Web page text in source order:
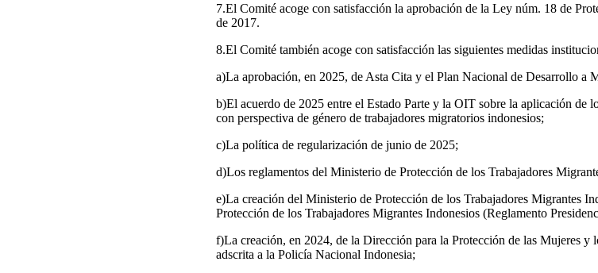
7.El Comité acoge con satisfacción la aprobación de la Ley núm. 18 de
de 2017.
8.El Comité también acoge con satisfacción las siguientes medidas
a)La aprobación, en 2025, de Asta Cita y el Plan Nacional de Desarrollo a
b)El acuerdo de 2025 entre el Estado Parte y la OIT sobre la aplicación de
con perspectiva de género de trabajadores migratorios indonesios;
c)La política de regularización de junio de 2025;
d)Los reglamentos del Ministerio de Protección de los Trabajadores
e)La creación del Ministerio de Protección de los Trabajadores Migrantes
Protección de los Trabajadores Migrantes Indonesios (Reglamento
f)La creación, en 2024, de la Dirección para la Protección de las Mujeres y
adscrita a la Policía Nacional Indonesia;